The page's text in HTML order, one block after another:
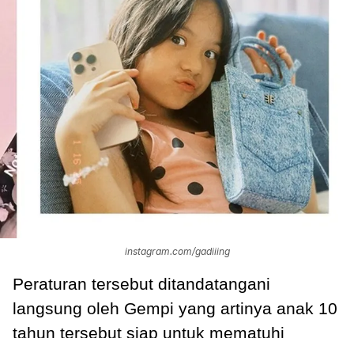
instagram.com/gadiiing
Peraturan tersebut ditandatangani
langsung oleh Gempi yang artinya anak 10
tahun tersebut siap untuk mematuhi